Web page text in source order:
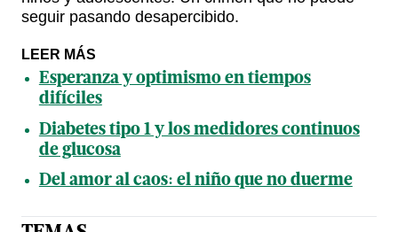
seguir pasando desapercibido.
LEER MÁS
Esperanza y optimismo en tiempos
difíciles
Diabetes tipo 1 y los medidores continuos
de glucosa
Del amor al caos: el niño que no duerme